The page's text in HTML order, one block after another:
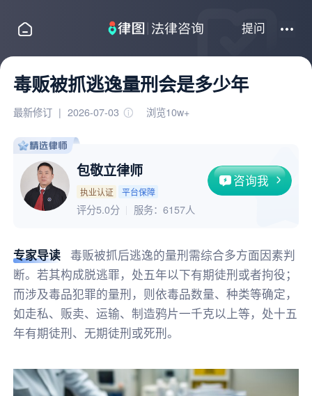
提问
毒贩被抓逃逸量刑会是多少年
最新修订 | 2026-07-03 浏览10w+
包敬立律师
执业认证 平台保障
咨询我
评分5.0分 服务： 6157人
专家导读
毒贩被抓后逃逸的量刑需综合多方面因素判
断。若其构成脱逃罪，处五年以下有期徒刑或者拘役；
而涉及毒品犯罪的量刑，则依毒品数量、种类等确定，
如走私、贩卖、运输、制造鸦片一千克以上等，处十五
年有期徒刑、无期徒刑或死刑。